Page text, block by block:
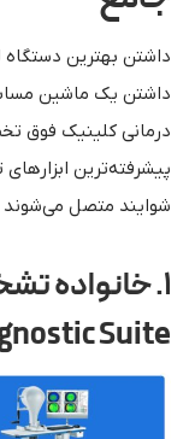
داشتن بهترین
داشتن یک ماشین
درمانی کلینیک فوق
پیشرفته‌ترین
شوایند متصل می‌شوند
Suite)